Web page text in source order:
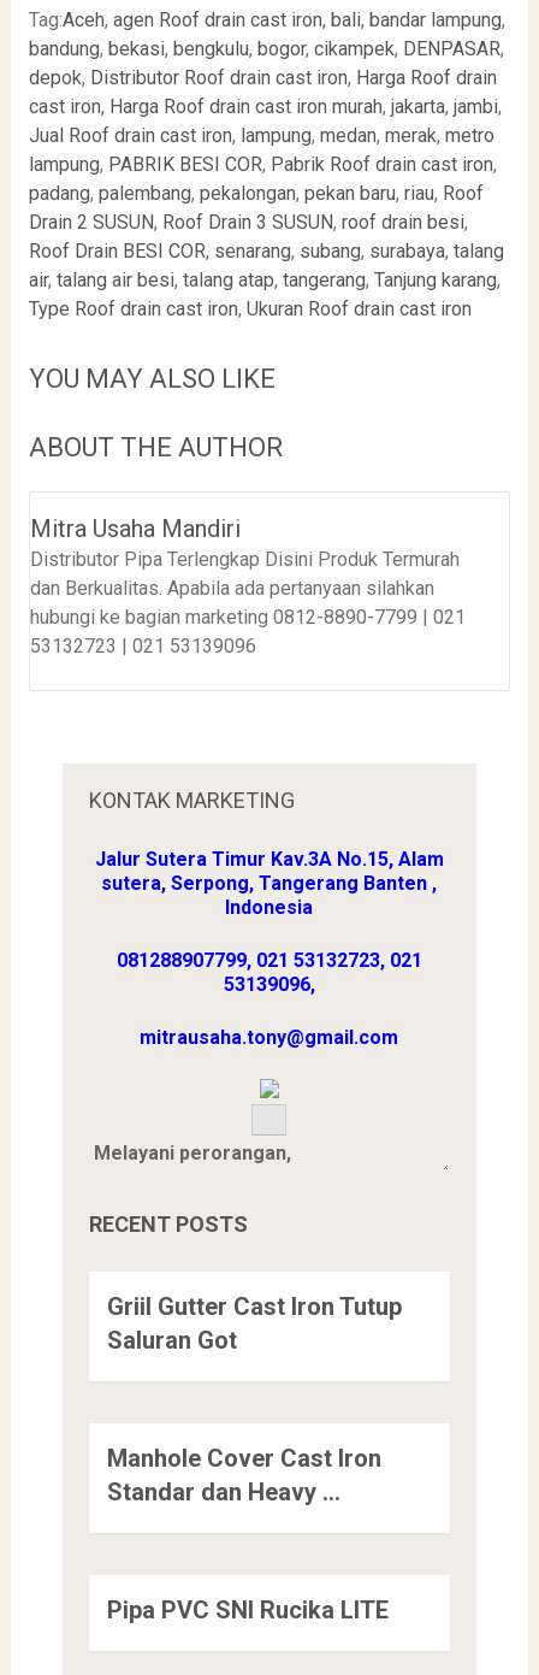
Tag:Aceh, agen Roof drain cast iron, bali, bandar lampung,
bandung, bekasi, bengkulu, bogor, cikampek, DENPASAR,
depok, Distributor Roof drain cast iron, Harga Roof drain
cast iron, Harga Roof drain cast iron murah, jakarta, jambi,
Jual Roof drain cast iron, lampung, medan, merak, metro
lampung, PABRIK BESI COR, Pabrik Roof drain cast iron,
padang, palembang, pekalongan, pekan baru, riau, Roof
Drain 2 SUSUN, Roof Drain 3 SUSUN, roof drain besi,
Roof Drain BESI COR, senarang, subang, surabaya, talang
air, talang air besi, talang atap, tangerang, Tanjung karang,
Type Roof drain cast iron, Ukuran Roof drain cast iron
YOU MAY ALSO LIKE
ABOUT THE AUTHOR
Mitra Usaha Mandiri
Distributor Pipa Terlengkap Disini Produk Termurah
dan Berkualitas. Apabila ada pertanyaan silahkan
hubungi ke bagian marketing 0812-8890-7799 | 021
53132723 | 021 53139096
KONTAK MARKETING
Jalur Sutera Timur Kav.3A No.15, Alam
sutera, Serpong, Tangerang Banten ,
Indonesia
081288907799, 021 53132723, 021
53139096,
mitrausaha.tony@gmail.com
RECENT POSTS
Griil Gutter Cast Iron Tutup
Saluran Got
Manhole Cover Cast Iron
Standar dan Heavy …
Pipa PVC SNI Rucika LITE